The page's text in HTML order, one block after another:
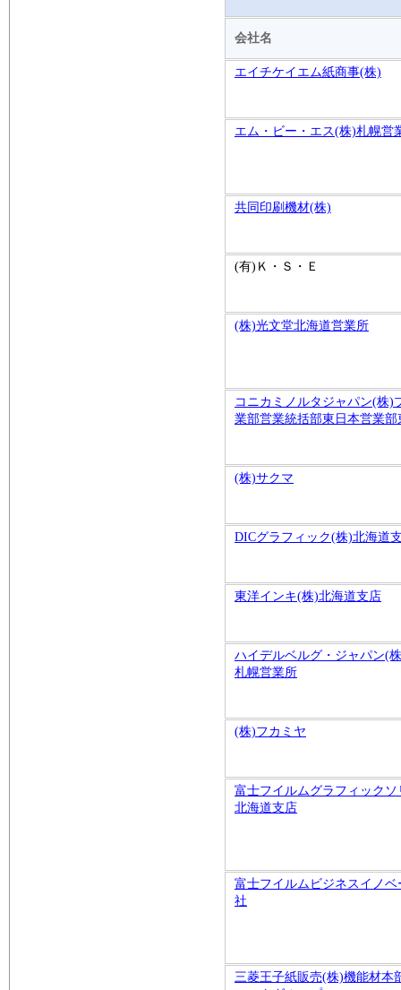
会社名
エイチケイエム紙商事(株)
エム・ビー・エス(株)札幌営
共同印刷機材(株)
(有)Ｋ・Ｓ・Ｅ
(株)光文堂北海道営業所
コニカミノルタジャパン(株)
業部営業統括部東日本営業
(株)サクマ
DICグラフィック(株)北海道
東洋インキ(株)北海道支店
ハイデルベルグ・ジャパン(
札幌営業所
(株)フカミヤ
富士フイルムグラフィック
北海道支店
富士フイルムビジネスイノ
社
三菱王子紙販売(株)機能材本